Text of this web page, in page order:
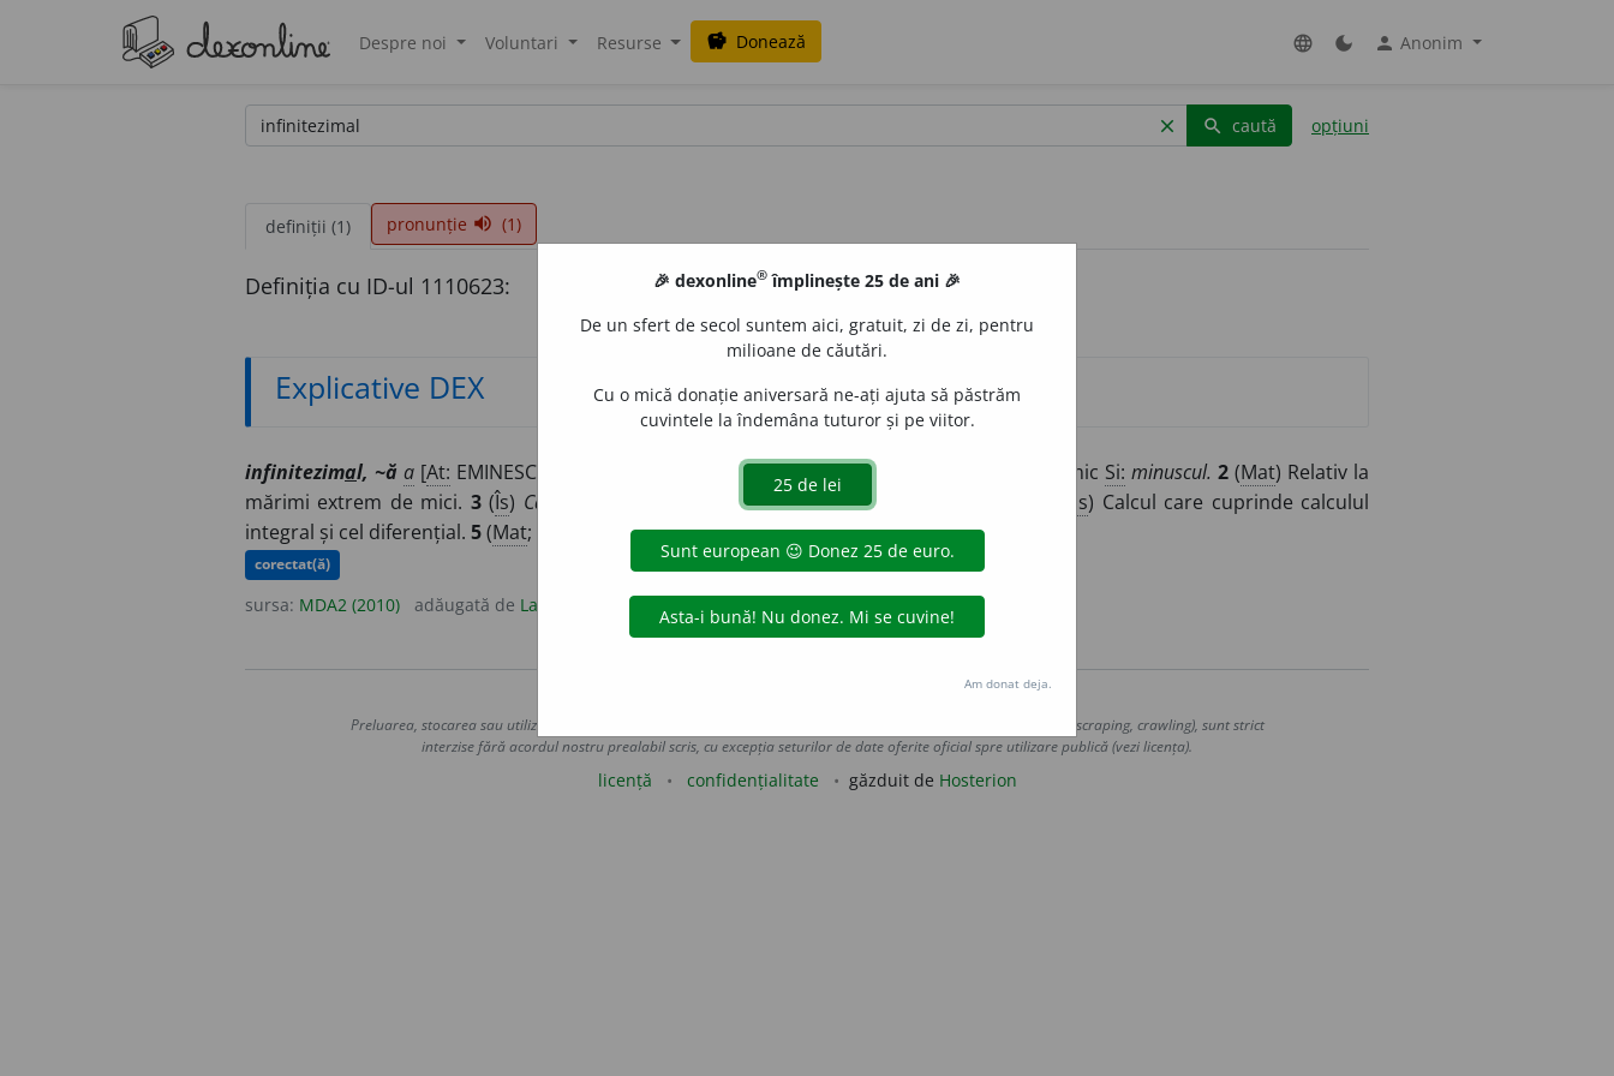
Despre noi Voluntari Resurse savings Donează language dark_mode person Anonim
clear search caută opțiuni
definiții (1) pronunție volume_up (1)
Definiția cu ID-ul 1110623:
Explicative DEX
infinitezimal, ~ă a [At: EMINESCU, N. 33 / Pl:~i, ~e/E: fr infitésimal Foarte mic Si: minuscul. 2(Mat) Relativ la
mărimi extrem de mici. 3(Îs) Calcul ~ Calcul care operează cu mărimi infinitezimale. Îas) Calcul care cuprinde calculul
integral și cel diferențial. 5(Mat; mărimi variabile) Care tinde către zero.
corectat(ă)
sursa: MDA2 (2010) adăugată de LauraGellner
Preluarea, stocarea sau utilizarea datelor de pe acest site, inclusiv prin orice metode de extragere automată (web scraping, crawling), sunt strict
interzise fără acordul nostru prealabil scris, cu excepția seturilor de date oferite oficial spre utilizare publică (vezi licența).
licență confidențialitate găzduit de Hosterion
🎉 dexonline® împlinește 25 de ani 🎉
De un sfert de secol suntem aici, gratuit, zi de zi, pentru
milioane de căutări.
Cu o mică donație aniversară ne-ați ajuta să păstrăm
cuvintele la îndemâna tuturor și pe viitor.
Am donat deja.